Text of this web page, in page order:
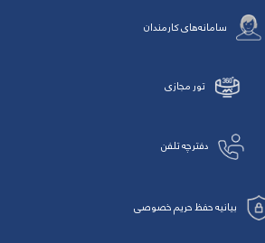
سامانه‌های کارمندان
تور مجازی
دفترچه تلفن
بیانیه حفظ حریم خصوصی